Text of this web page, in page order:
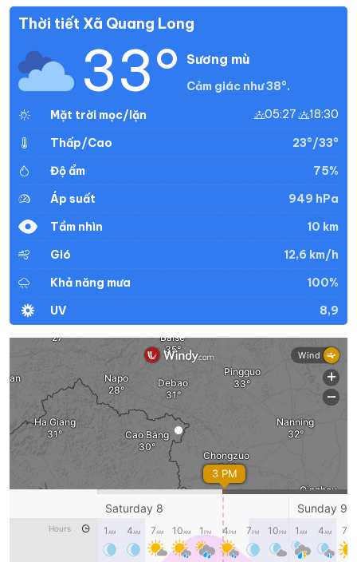
Thời tiết Xã Quang Long
33° Sương mù
Cảm giác như 38°.
Mặt trời mọc/lặn
05:27 18:30
Thấp/Cao
23°/33°
Độ ẩm
75%
Áp suất
949 hPa
Tầm nhìn
10 km
Gió
12,6 km/h
Khả năng mưa
100%
UV
8,9